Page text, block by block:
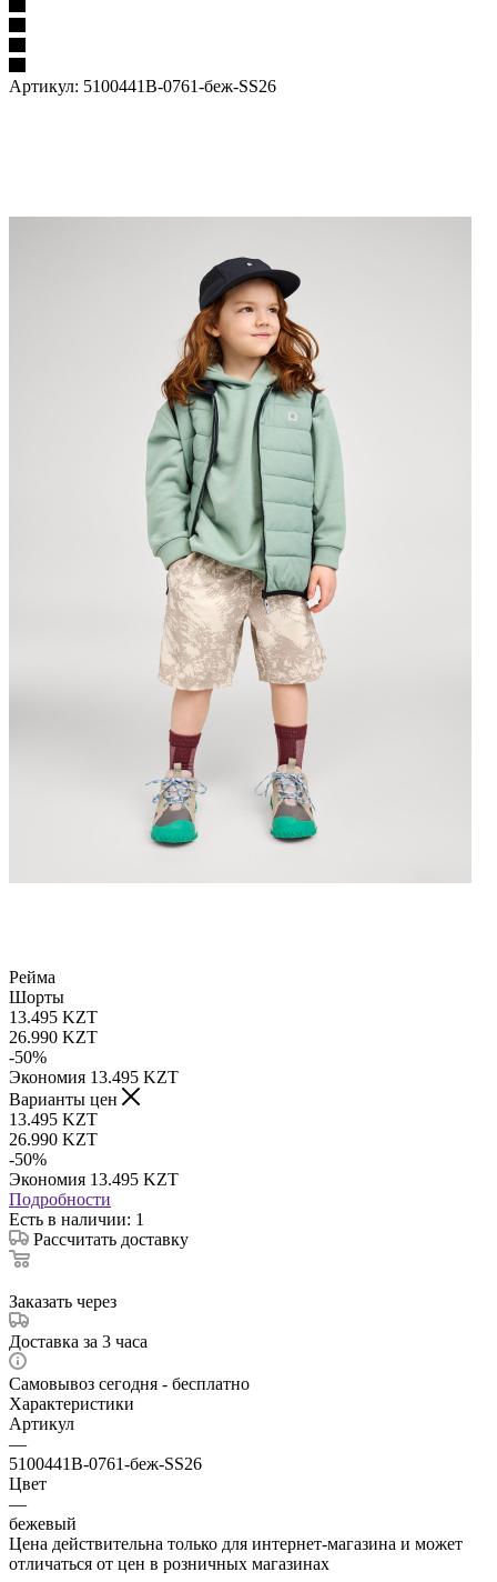
Артикул: 5100441B-0761-беж-SS26
Рейма
Шорты
13.495 KZT
26.990 KZT
-50%
Экономия 13.495 KZT
Варианты цен
13.495 KZT
26.990 KZT
-50%
Экономия 13.495 KZT
Подробности
Есть в наличии: 1
Рассчитать доставку
Заказать через
Доставка за 3 часа
Самовывоз сегодня - бесплатно
Характеристики
Артикул
—
5100441B-0761-беж-SS26
Цвет
—
бежевый
Цена действительна только для интернет-магазина и может
отличаться от цен в розничных магазинах